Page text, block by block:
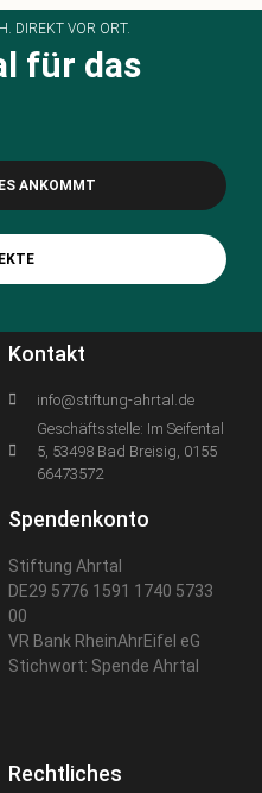
DIREKT VOR ORT.
für das
ANKOMMT
Kontakt
info@stiftung-ahrtal.de
Geschäftsstelle: Im Seifental
5, 53498 Bad Breisig, 0155
66473572
Spendenkonto
Stiftung Ahrtal
DE29 5776 1591 1740 5733
00
VR Bank RheinAhrEifel eG
Stichwort: Spende Ahrtal
Rechtliches